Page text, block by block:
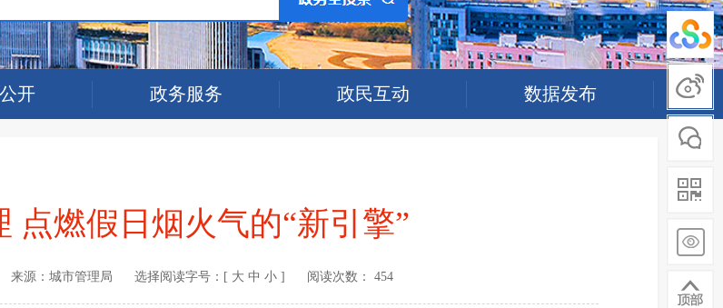
开 政务服务 政民互动 数据发布
点燃假日烟火气的“新引擎”
来源： 城市管理局 选择阅读字号：[ 大 中 小] 阅读次数： 454